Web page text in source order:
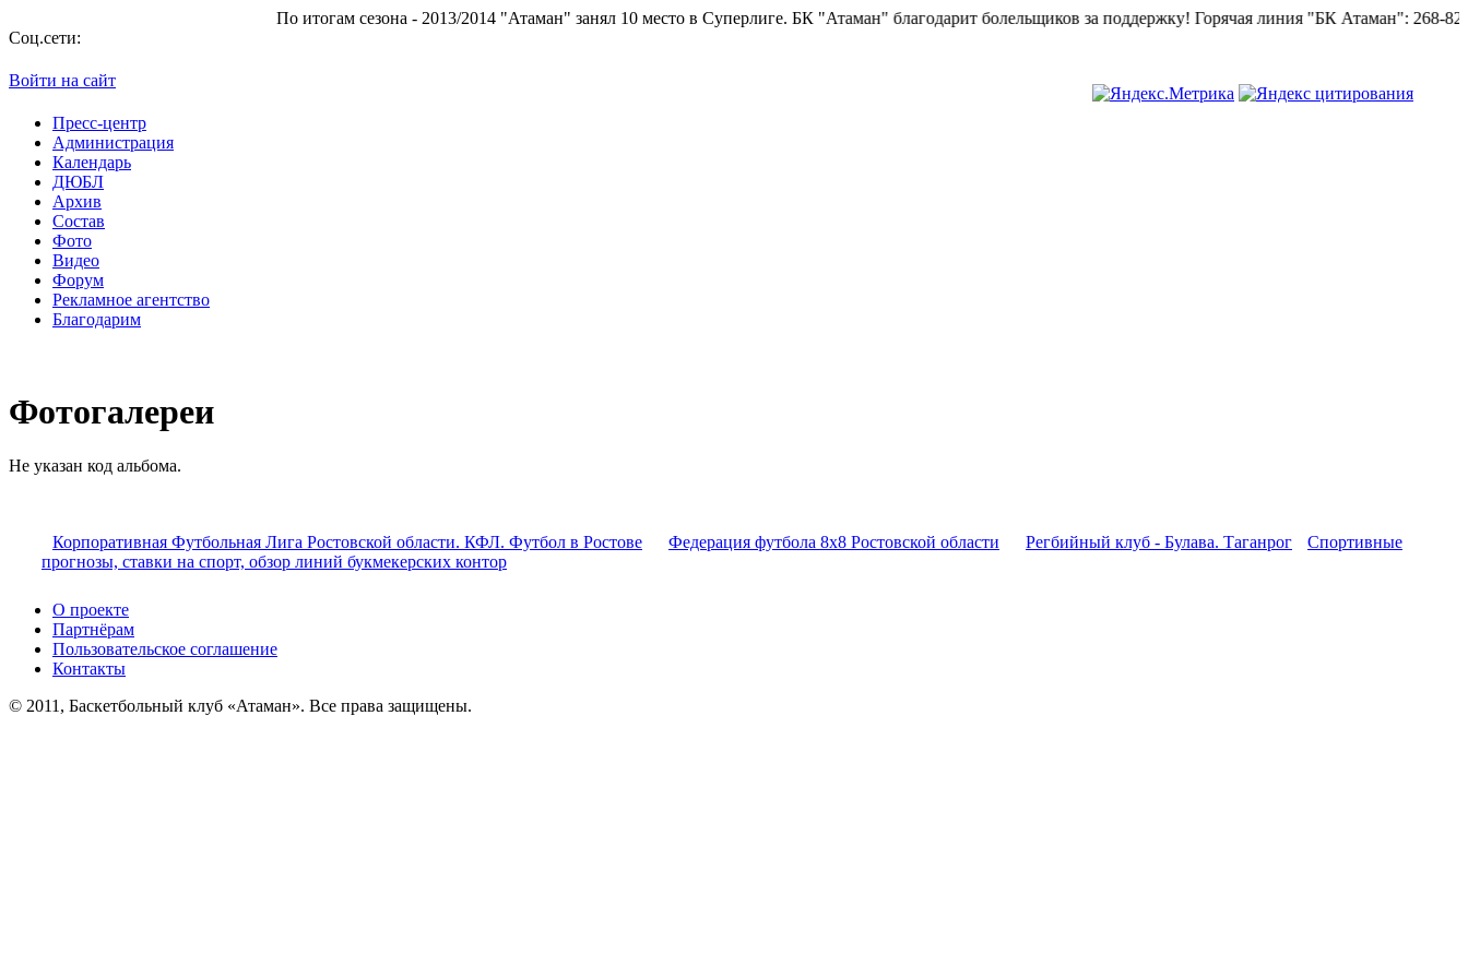
По итогам сезона - 2013/2014 "Атаман" занял 10 место в Суперлиге.БК "Атаман" благодарит болельщиков за поддержку!Горячая линия "БК Атаман":268-82-02.
Соц.сети:
Войти на сайт
Пресс-центр
Администрация
Календарь
ДЮБЛ
Архив
Состав
Фото
Видео
Форум
Рекламное агентство
Благодарим
Фотогалереи
Не указан код альбома.
Корпоративная Футбольная Лига Ростовской области. КФЛ. Футбол в Ростове Федерация футбола 8x8 Ростовской области Регбийный клуб - Булава. Таганрог
Спортивные
прогнозы, ставки на спорт, обзор линий букмекерских контор
О проекте
Партнёрам
Пользовательское соглашение
Контакты
© 2011, Баскетбольный клуб «Атаман». Все права защищены.